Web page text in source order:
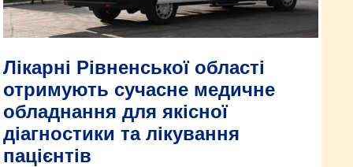
Лікарні Рівненської області
отримують сучасне медичне
обладнання для якісної
діагностики та лікування
пацієнтів